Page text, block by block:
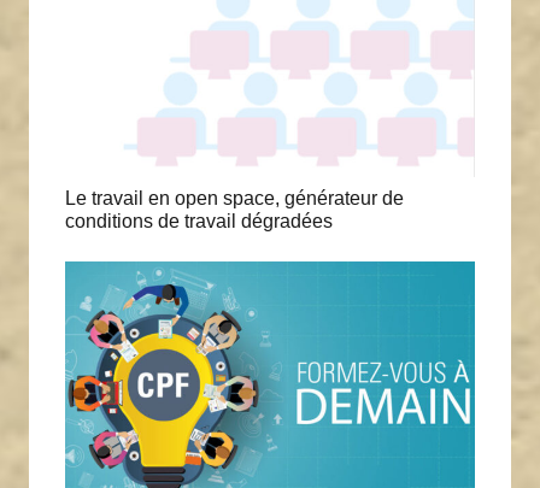
Le travail en open space, générateur de
conditions de travail dégradées